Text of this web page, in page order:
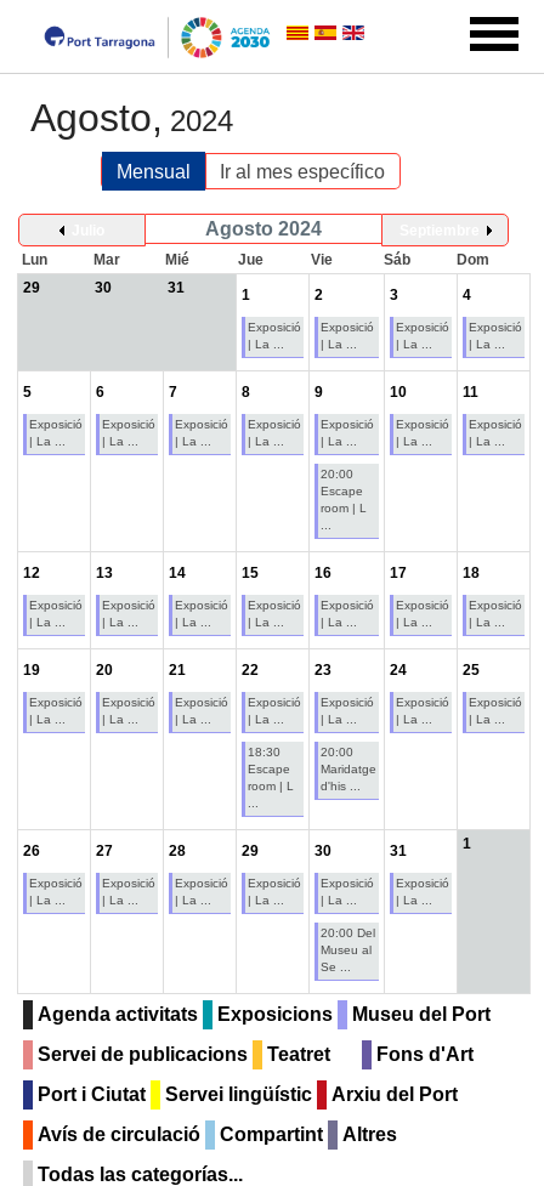
Agosto, 2024
Mensual Ir al mes específico
Agosto 2024
Lun
Mar Mié Jue Vie Sáb
Dom
29
30 31 1
Exposició
| La ...
2
Exposició
| La ...
3
Exposició
| La ...
4
Exposició
| La ...
5
Exposició
| La ...
6
Exposició
| La ...
7
Exposició
| La ...
8
Exposició
| La ...
9
Exposició
| La ...
20:00
Escape
room | L
10
Exposició
| La ...
11
Exposició
| La ...
12
Exposició
| La ...
13
Exposició
| La ...
14
Exposició
| La ...
15
Exposició
| La ...
16
Exposició
| La ...
17
Exposició
| La ...
18
Exposició
| La ...
19
Exposició
| La ...
20
Exposició
| La ...
21
Exposició
| La ...
22
Exposició
| La ...
18:30
Escape
room | L
23
Exposició
| La ...
20:00
Maridatge
d'his ...
24
Exposició
| La ...
25
Exposició
| La ...
26
Exposició
| La ...
27
Exposició
| La ...
28
Exposició
| La ...
29
Exposició
| La ...
30
Exposició
| La ...
20:00 Del
Museu al
Se ...
31
Exposició
| La ...
1
Agenda activitats Exposicions
Museu del Port
Servei de publicacions
Teatret
Fons d'Art
Port i Ciutat
Servei lingüístic
Arxiu del Port
Avís de circulació
Compartint
Altres
Todas las categorías...